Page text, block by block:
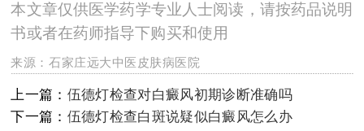
本文章仅供医学药学专业人士阅读，请按药品说明
书或者在药师指导下购买和使用
来源：石家庄远大中医皮肤病医院
上一篇： 伍德灯检查对白癜风初期诊断准确吗
下一篇： 伍德灯检查白斑说疑似白癜风怎么办